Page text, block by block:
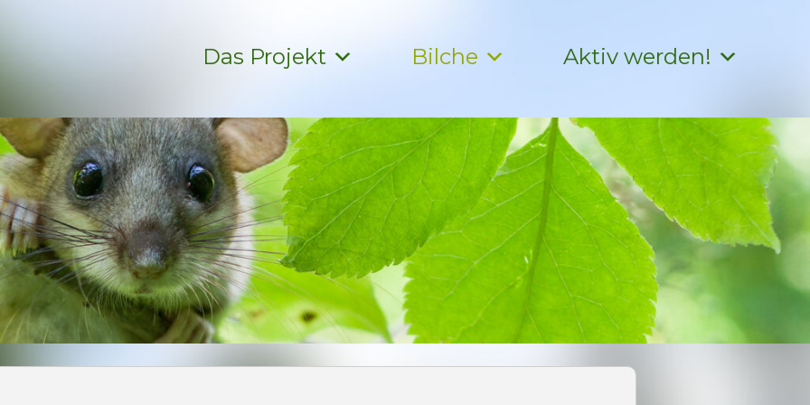
Das Projekt Bilche Aktiv werden!